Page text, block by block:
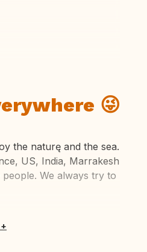
😜
the naturę and the sea.
US, India, Marrakesh
We always try to